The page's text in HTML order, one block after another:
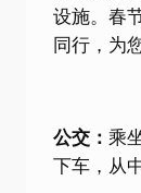
设施。春
同行，为
公交： 乘
下车，从